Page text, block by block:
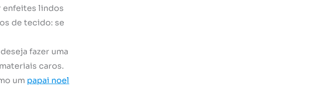
enfeites lindos
de tecido: se
fazer uma
caros.
um papai noel